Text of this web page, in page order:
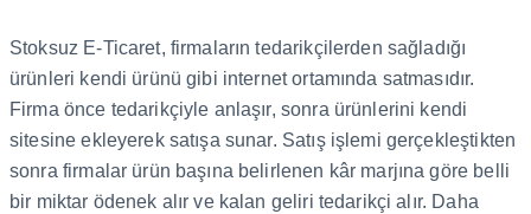
Stoksuz E-Ticaret, firmaların tedarikçilerden sağladığı
ürünleri kendi ürünü gibi internet ortamında satmasıdır.
Firma önce tedarikçiyle anlaşır, sonra ürünlerini kendi
sitesine ekleyerek satışa sunar. Satış işlemi gerçekleştikten
sonra firmalar ürün başına belirlenen kâr marjına göre belli
bir miktar ödenek alır ve kalan geliri tedarikçi alır. Daha